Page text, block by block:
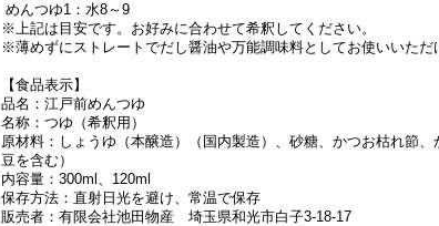
めんつゆ1：水8～9
※上記は目安です。お好みに合わせて希釈してください。
※薄めずにストレートでだし醤油や万能調味料としてお使いいただ
【食品表示】
品名：江戸前めんつゆ
名称：つゆ（希釈用）
原材料：しょうゆ（本醸造）（国内製造）、砂糖、かつお枯れ節
豆を含む）
内容量：300ml、120ml
保存方法：直射日光を避け、常温で保存
販売者：有限会社池田物産 埼玉県和光市白子3-18-17